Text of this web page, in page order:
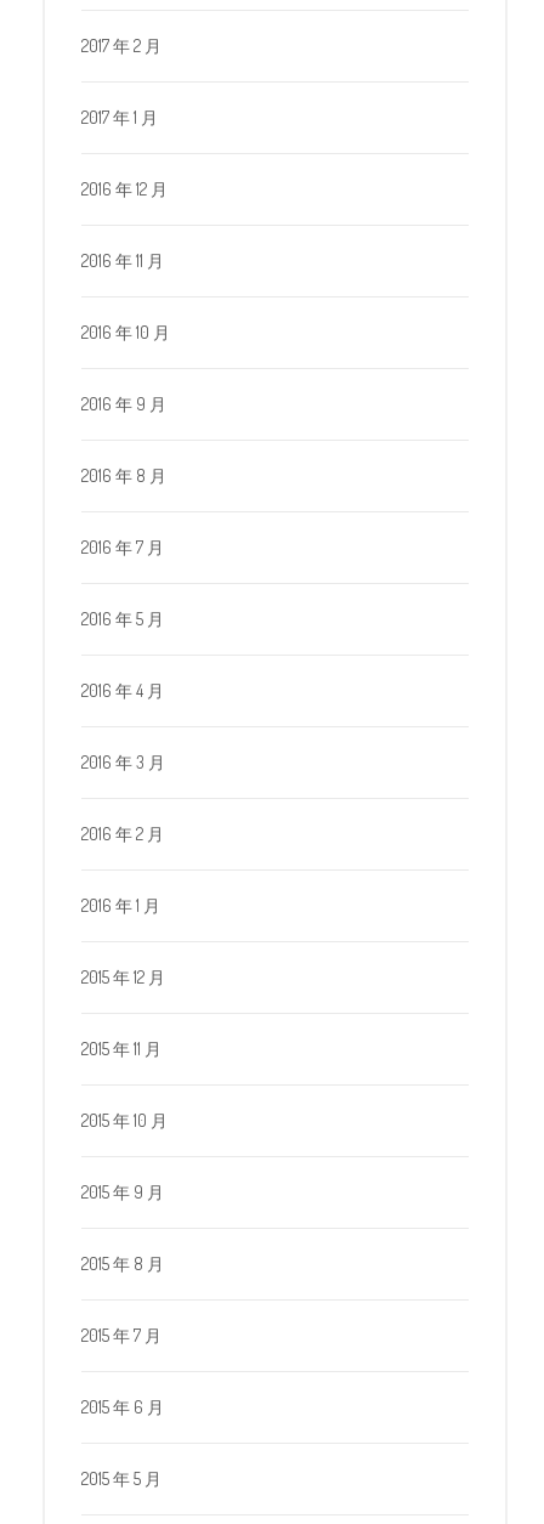
2017 年 2 月
2017 年 1 月
2016 年 12 月
2016 年 11 月
2016 年 10 月
2016 年 9 月
2016 年 8 月
2016 年 7 月
2016 年 5 月
2016 年 4 月
2016 年 3 月
2016 年 2 月
2016 年 1 月
2015 年 12 月
2015 年 11 月
2015 年 10 月
2015 年 9 月
2015 年 8 月
2015 年 7 月
2015 年 6 月
2015 年 5 月